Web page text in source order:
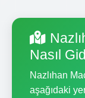
Nasıl
Nazlıhan
aşağıdaki